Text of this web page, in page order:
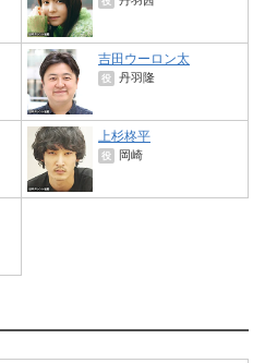
吉田ウーロン太
役 丹羽隆
上杉柊平
役 岡崎